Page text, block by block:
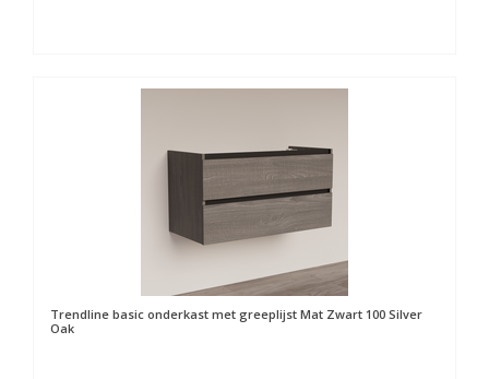
Trendline basic onderkast met greeplijst Mat Zwart 100 Silver
Oak